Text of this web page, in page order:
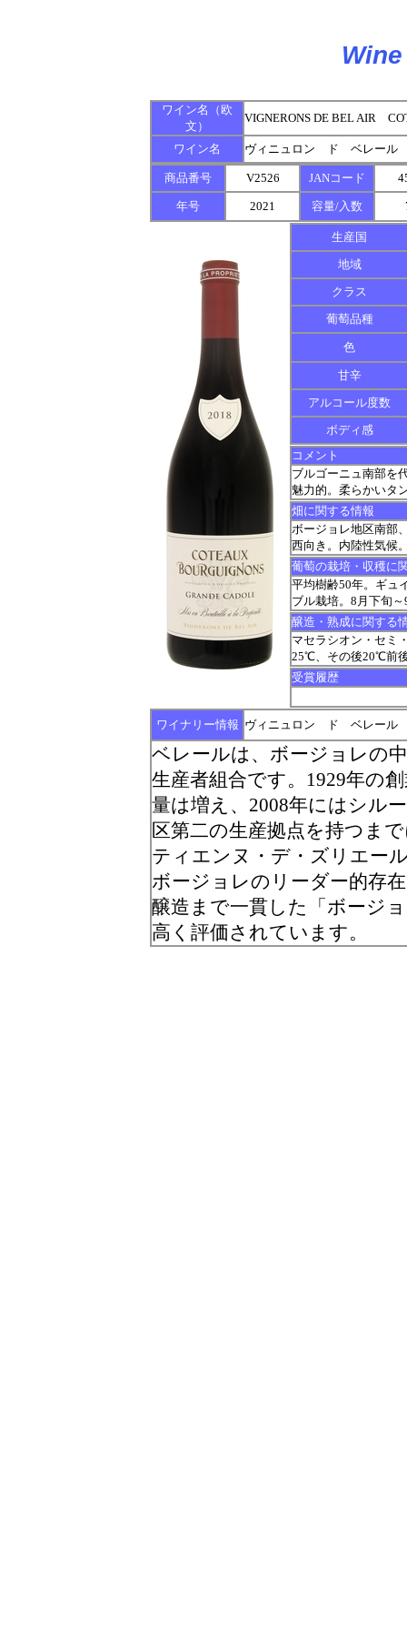
ワイン名（欧
文）
VIGNERONS DE BEL AIR
ワイン名 ヴィニュロン ド ベレー
商品番号 V2526 JANコード
年号 2021 容量/入数
生産国
地域
クラス
葡萄品種
色
甘辛
アルコール度数
ボディ感
コメント
ブルゴーニュ南部を
魅力的。柔らかいタ
畑に関する情報
ボージョレ地区南部
西向き。内陸性気候
葡萄の栽培・収穫に
平均樹齢50年。ギュ
ブル栽培。8月下旬
醸造・熟成に関する
マセラシオン・セミ
25℃、その後20℃前
受賞履歴
ワイナリー情報 ヴィニュロン ド ベレール
ベレールは、ボージョレの
生産者組合です。1929年の
量は増え、2008年にはシル
区第二の生産拠点を持つま
ティエンヌ・デ・ズリエー
ボージョレのリーダー的存
醸造まで一貫した「ボージ
高く評価されています。